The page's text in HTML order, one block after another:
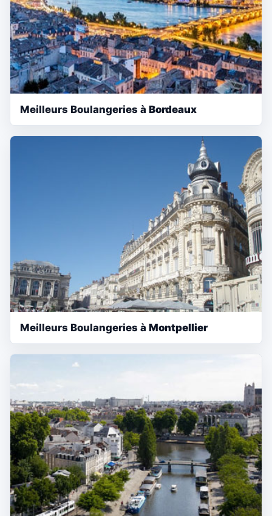
Meilleurs Boulangeries à Bordeaux
Meilleurs Boulangeries à Montpellier